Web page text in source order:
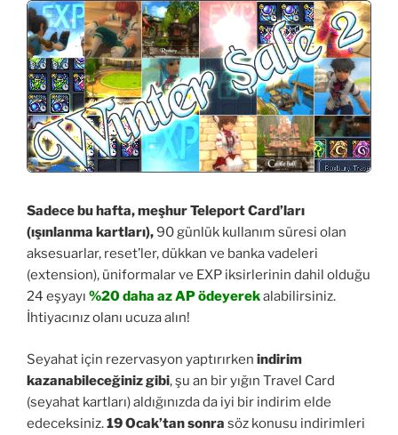
Sadece bu hafta, meşhur Teleport Card’ları
(ışınlanma kartları),90 günlük kullanım süresi olan
aksesuarlar, reset’ler, dükkan ve banka vadeleri
(extension), üniformalar ve EXP iksirlerinin dahil olduğu
24 eşyayı %20 daha az AP ödeyerekalabilirsiniz.
İhtiyacınız olanı ucuza alın!
Seyahat için rezervasyon yaptırırken indirim
kazanabileceğiniz gibi, şu an bir yığın Travel Card
(seyahat kartları) aldığınızda da iyi bir indirim elde
edeceksiniz.19 Ocak’tan sonra söz konusu indirimleri